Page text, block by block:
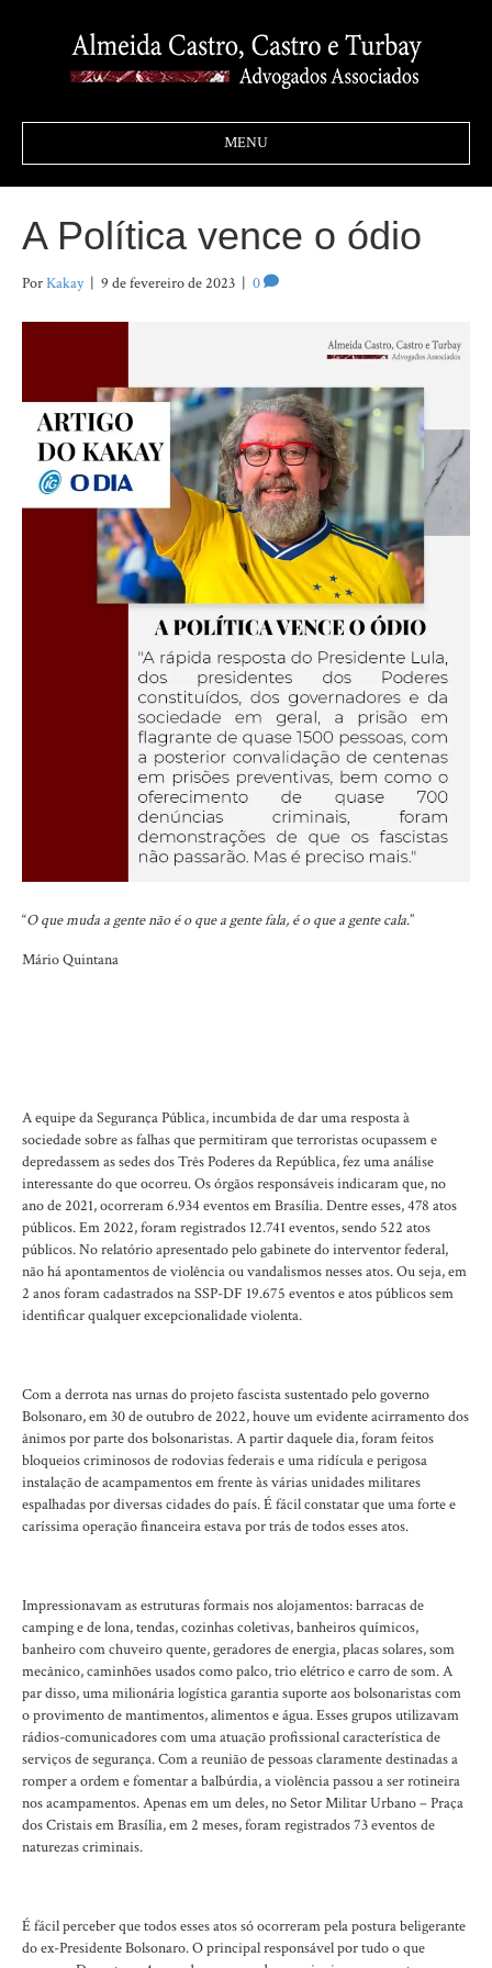
MENU
A Política vence o ódio
PorKakay | 9 de fevereiro de 2023 | 0
“O que muda a gente não é o que a gente fala, é o que a gente cala.”
Mário Quintana
A equipe da Segurança Pública, incumbida de dar uma resposta à
sociedade sobre as falhas que permitiram que terroristas ocupassem e
depredassem as sedes dos Três Poderes da República, fez uma análise
interessante do que ocorreu. Os órgãos responsáveis indicaram que, no
ano de 2021, ocorreram 6.934 eventos em Brasília. Dentre esses, 478 atos
públicos. Em 2022, foram registrados 12.741 eventos, sendo 522 atos
públicos. No relatório apresentado pelo gabinete do interventor federal,
não há apontamentos de violência ou vandalismos nesses atos. Ou seja, em
2 anos foram cadastrados na SSP-DF 19.675 eventos e atos públicos sem
identificar qualquer excepcionalidade violenta.
Com a derrota nas urnas do projeto fascista sustentado pelo governo
Bolsonaro, em 30 de outubro de 2022, houve um evidente acirramento dos
ânimos por parte dos bolsonaristas. A partir daquele dia, foram feitos
bloqueios criminosos de rodovias federais e uma ridícula e perigosa
instalação de acampamentos em frente às várias unidades militares
espalhadas por diversas cidades do país. É fácil constatar que uma forte e
caríssima operação financeira estava por trás de todos esses atos.
Impressionavam as estruturas formais nos alojamentos: barracas de
camping e de lona, tendas, cozinhas coletivas, banheiros químicos,
banheiro com chuveiro quente, geradores de energia, placas solares, som
mecânico, caminhões usados como palco, trio elétrico e carro de som. A
par disso, uma milionária logística garantia suporte aos bolsonaristas com
o provimento de mantimentos, alimentos e água. Esses grupos utilizavam
rádios-comunicadores com uma atuação profissional característica de
serviços de segurança. Com a reunião de pessoas claramente destinadas a
romper a ordem e fomentar a balbúrdia, a violência passou a ser rotineira
nos acampamentos. Apenas em um deles, no Setor Militar Urbano – Praça
dos Cristais em Brasília, em 2 meses, foram registrados 73 eventos de
naturezas criminais.
É fácil perceber que todos esses atos só ocorreram pela postura beligerante
do ex-Presidente Bolsonaro. O principal responsável por tudo o que